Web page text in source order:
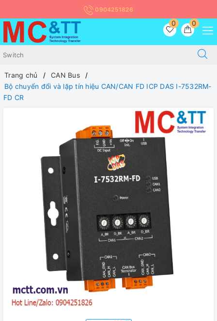
0904251826
0
0
Trang chủ
CAN Bus
Bộ chuyển đổi và lặp tín hiệu CAN/CAN FD ICP DAS I-7532RM-
FD CR